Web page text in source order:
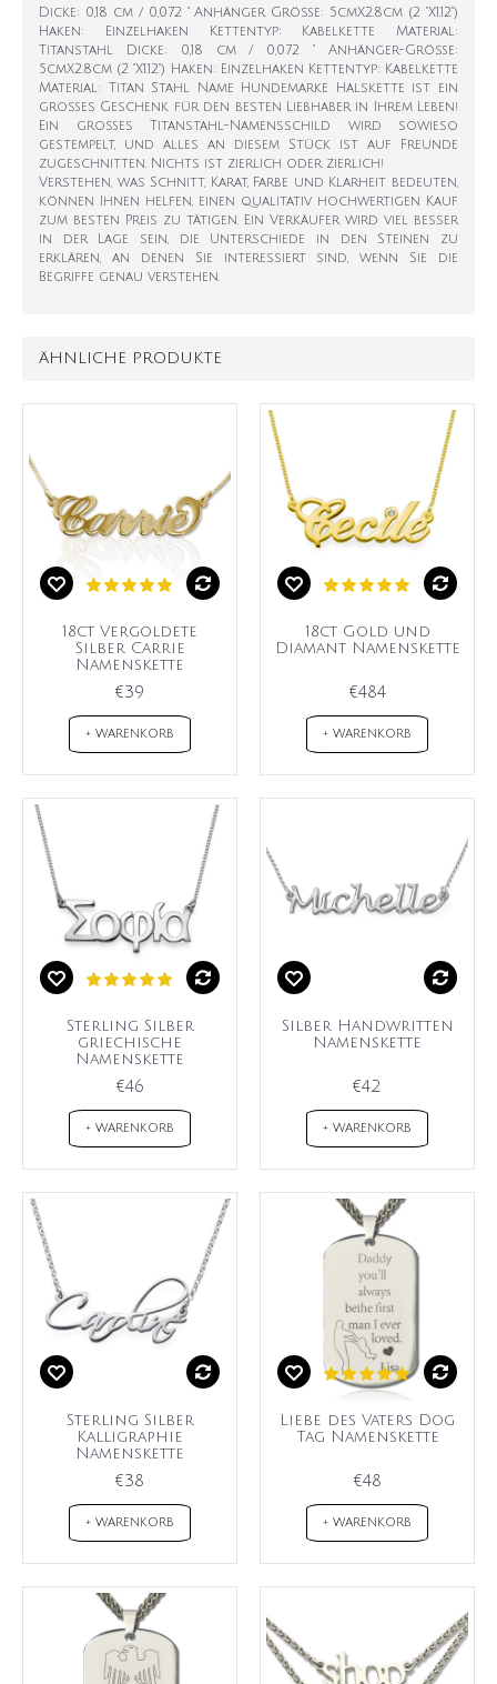
Dicke: 0,18 cm / 0,072 " Anhänger Größe: 5cmX2.8cm (2 "X1.12")
Haken: Einzelhaken Kettentyp: Kabelkette Material:
Titanstahl Dicke: 0,18 cm / 0,072 " Anhänger-Größe:
5cmX2.8cm (2 "X1.12") Haken: Einzelhaken Kettentyp: Kabelkette
Material: Titan Stahl Name Hundemarke Halskette ist ein
großes Geschenk für den besten Liebhaber in Ihrem Leben!
Ein großes Titanstahl-Namensschild wird sowieso
gestempelt, und alles an diesem Stück ist auf Freunde
zugeschnitten. Nichts ist zierlich oder zierlich!
Verstehen, was Schnitt, Karat, Farbe und Klarheit bedeuten,
können Ihnen helfen, einen qualitativ hochwertigen Kauf
zum besten Preis zu tätigen. Ein Verkäufer wird viel besser
in der Lage sein, die Unterschiede in den Steinen zu
erklären, an denen Sie interessiert sind, wenn Sie die
Begriffe genau verstehen.
ÄHNLICHE PRODUKTE
18ct Vergoldete
Silber Carrie
Namenskette
€39
+ WARENKORB
18ct Gold und
Diamant Namenskette
€484
+ WARENKORB
Sterling Silber
griechische
Namenskette
€46
+ WARENKORB
Silber Handwritten
Namenskette
€42
+ WARENKORB
Sterling Silber
Kalligraphie
Namenskette
€38
+ WARENKORB
Liebe des Vaters Dog
Tag Namenskette
€48
+ WARENKORB